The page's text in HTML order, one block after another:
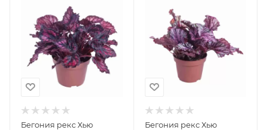
Бегония рекс Хью
Бегония рекс Хью